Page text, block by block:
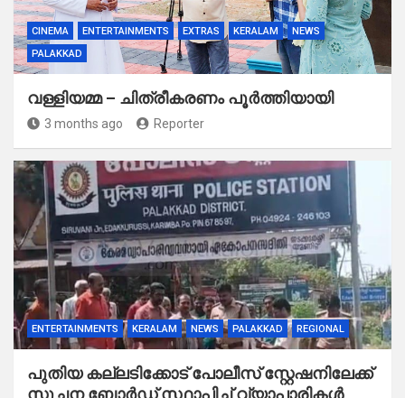
CINEMA ENTERTAINMENTS EXTRAS KERALAM
NEWS
PALAKKAD
വള്ളിയമ്മ – ചിത്രീകരണം പൂർത്തിയായി
3 months ago Reporter
ENTERTAINMENTS KERALAM NEWS PALAKKAD REGIONAL
പുതിയ കല്ലടിക്കോട് പോലീസ് സ്റ്റേഷനിലേക്ക്
സൂചന ബോർഡ് സ്ഥാപിച്ച് വ്യാപാരികൾ